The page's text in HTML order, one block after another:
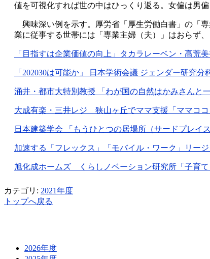
値を可視化すれば世の中はひっくり返る。女偏は男
興味深い例を示す。厚労省「厚生労働白書」の「
業に従事する世帯には「専業主婦（夫）」はおらず
「目指すは企業価値の向上」タカラレーベン・髙荒
「202030は可能か」 日本学術会議 ジェンダー研究分
涌井・都市大特別教授 「わが国の自然はかみさんと
大成有楽・三井レジ 狭山ヶ丘でママ支援「ママココ
日本建築学会 「もうひとつの居場所（サードプレイ
加速する「フレックス」「モバイル・ワーク」リージ
旭化成ホームズ くらしノベーション研究所「子育て
カテゴリ: 2021年度
トップへ戻る
2026年度